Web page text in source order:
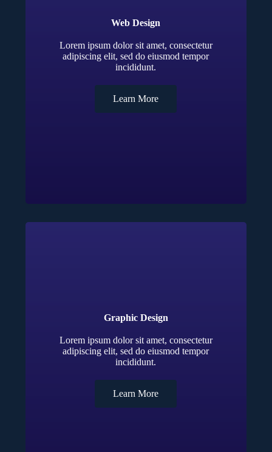
Web Design
Lorem ipsum dolor sit amet, consectetur
adipiscing elit, sed do eiusmod tempor
incididunt.
Learn More
Graphic Design
Lorem ipsum dolor sit amet, consectetur
adipiscing elit, sed do eiusmod tempor
incididunt.
Learn More